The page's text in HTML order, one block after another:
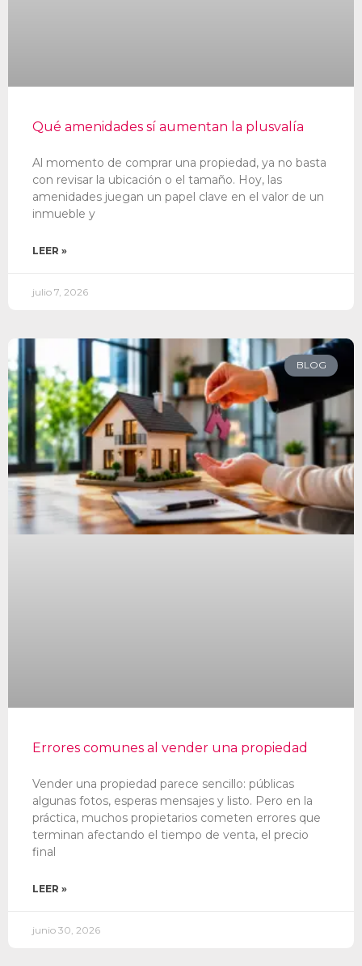
Qué amenidades sí aumentan la plusvalía
Al momento de comprar una propiedad, ya no basta
con revisar la ubicación o el tamaño. Hoy, las
amenidades juegan un papel clave en el valor de un
inmueble y
LEER »
julio 7, 2026
BLOG
Errores comunes al vender una propiedad
Vender una propiedad parece sencillo: públicas
algunas fotos, esperas mensajes y listo. Pero en la
práctica, muchos propietarios cometen errores que
terminan afectando el tiempo de venta, el precio
final
LEER »
junio 30, 2026